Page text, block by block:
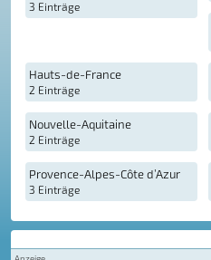
3 Einträge
Hauts-de-France
2 Einträge
Nouvelle-Aquitaine
2 Einträge
Provence-Alpes-Côte d’Azur
3 Einträge